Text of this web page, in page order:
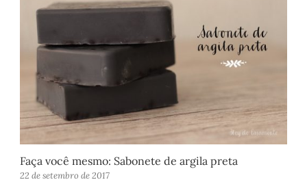
Faça você mesmo: Sabonete de argila preta
22 de setembro de 2017